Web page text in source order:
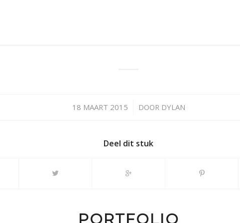
18 MAART 2015
/ DOOR DYLAN
Deel dit stuk
PORTFOLIO